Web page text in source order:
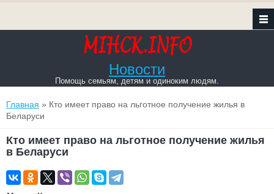
Новости
Помощь семьям, детям и одиноким людям.
Вы здесь
Главная » Кто имеет право на льготное получение жилья в
Беларуси
Кто имеет право на льготное получение жилья
в Беларуси